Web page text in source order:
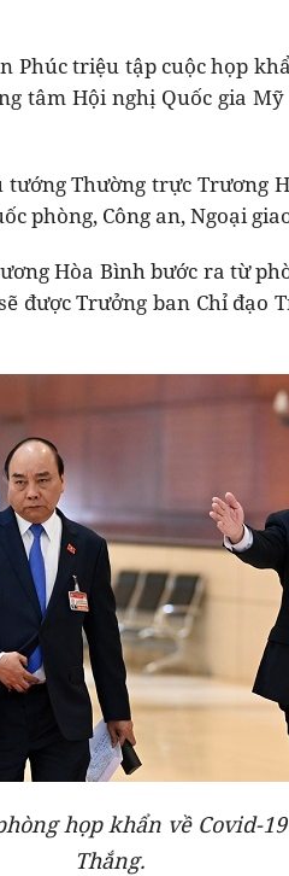
Phúc triệu tập cuộc họp
tâm Hội nghị Quốc gia
Thường trực Trương
phòng, Công an, Ngoại
Hòa Bình bước ra từ
được Trưởng ban Chỉ đạo
họp khẩn về Covid-
Thắng.